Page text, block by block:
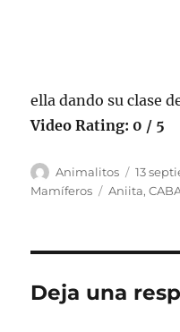
ella dando su clase
Video Rating: 0 / 5
Autor
Animalitos
el
13
Mamíferos
Etiquetas
Aniita,
Deja una